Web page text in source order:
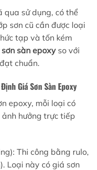
qua sử dụng, có thể
sơn cũ cần được loại
tạp và tốn kém
sàn epoxyso với
chuẩn.
Giá Sơn Sàn Epoxy
epoxy, mỗi loại có
hưởng trực tiếp
Thi công bằng rulo,
Loại này có giá sơn